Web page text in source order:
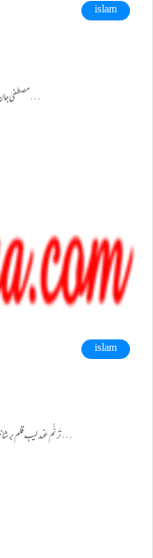
islam
مصطفیٰ جانِ رحمت پہ لاکھوں سلام شمعِ بزمِ ہدایت پہ لاکھوں سلام مِہرِ چَرخِ نبوت پہ روشن درود…
islam
تَرنُّم عَندلیبِ قلم برشاخسارِ مدحِ اکرم حضور پیر و مرشدِ برحق علیہ رضوان الحق خوشا دِلے کہ دِہندَش ولائے آلِ…